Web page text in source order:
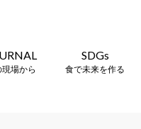
場から
SDGs
食で未来を作る